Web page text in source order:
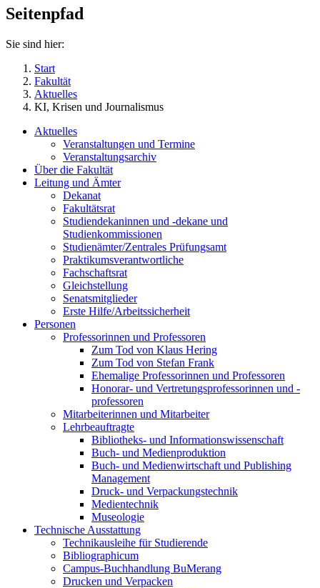
Seitenpfad
Sie sind hier:
Start
Fakultät
Aktuelles
KI, Krisen und Journalismus
Aktuelles
Veranstaltungen und Termine
Veranstaltungsarchiv
Über die Fakultät
Leitung und Ämter
Dekanat
Fakultätsrat
Studiendekaninnen und -dekane und
Studienkommissionen
Studienämter/Zentrales Prüfungsamt
Praktikumsverantwortliche
Fachschaftsrat
Gleichstellung
Senatsmitglieder
Erste Hilfe/Arbeitssicherheit
Personen
Professorinnen und Professoren
Zum Tod von Klaus Hering
Zum Tod von Stefan Frank
Ehemalige Professorinnen und Professoren
Honorar- und Vertretungsprofessorinnen und -
professoren
Mitarbeiterinnen und Mitarbeiter
Lehrbeauftragte
Bibliotheks- und Informationswissenschaft
Buch- und Medienproduktion
Buch- und Medienwirtschaft und Publishing
Management
Druck- und Verpackungstechnik
Medientechnik
Museologie
Technische Ausstattung
Technikausleihe für Studierende
Bibliographicum
Campus-Buchhandlung BuMerang
Drucken und Verpacken